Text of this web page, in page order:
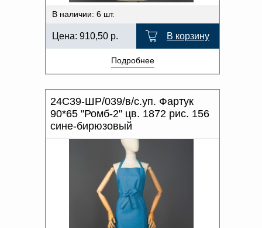
В наличии: 6 шт.
Цена: 910,50 р. В корзину
Подробнее
24С39-ШР/039/в/с.уп. Фартук
90*65 "Ромб-2" цв. 1872 рис. 156
сине-бирюзовый